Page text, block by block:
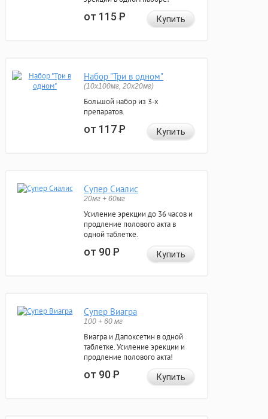
от 115Р Купить
Набор "Три в одном"
(10x100мг, 20x20мг)
Большой набор из 3-х
препаратов.
от 117Р Купить
Супер Сиалис
20мг + 60мг
Усиление эрекции до 36 часов и
продление полового акта в
одной таблетке.
от 90Р Купить
Супер Виагра
100 + 60 мг
Виагра и Дапоксетин в одной
таблетке. Усиление эрекции и
продление полового акта!
от 90Р Купить